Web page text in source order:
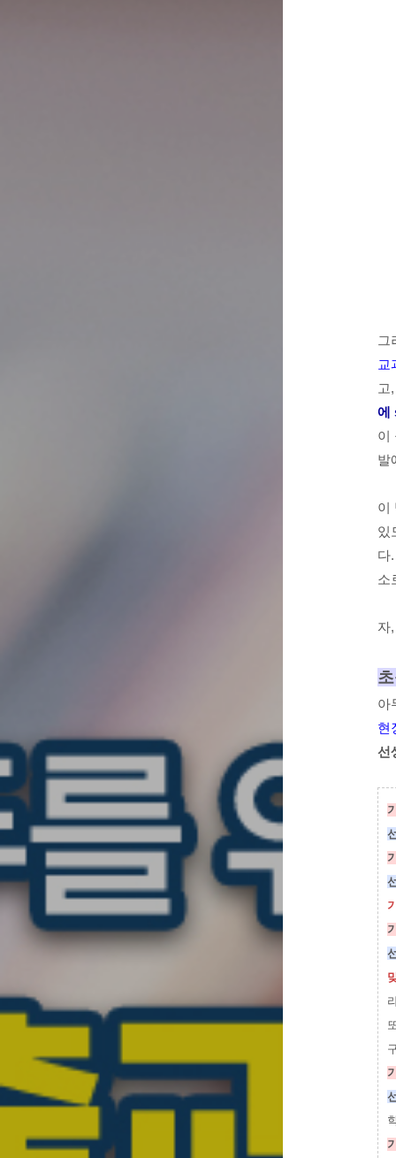
그
교
고
에
이
발
이
있
다
소
자
아
현
선